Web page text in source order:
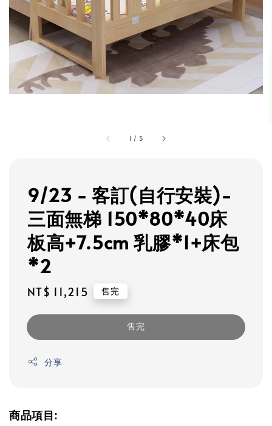
1 / 5
9/23 - 客訂(自行安裝)-
三面無梯 150*80*40床
板高+7.5cm 乳膠*1+床包
*2
Regular
NT$ 11,215 售完
售完
分享
商品項目: